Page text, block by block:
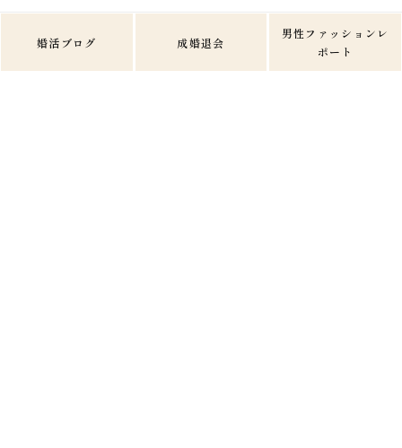
婚活ブログ 成婚退会
男性ファッションレ
ポート